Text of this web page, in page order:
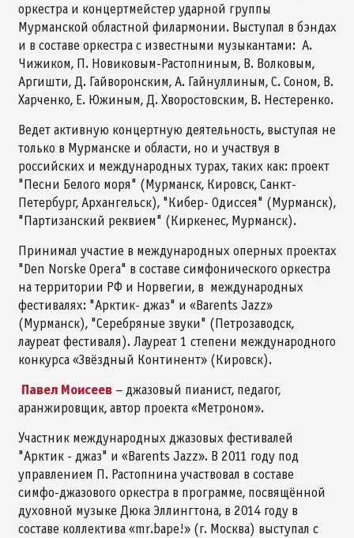
оркестра и концертмейстер ударной группы
Мурманской областной филармонии. Выступал в бэндах
и в составе оркестра с известными музыкантами: А.
Чижиком, П. Новиковым-Растопниным, В. Волковым,
Аргишти, Д. Гайворонским, А. Гайнуллиным, С. Соном, В.
Харченко, Е. Южиным, Д. Хворостовским, В. Нестеренко.
Ведет активную концертную деятельность, выступая не
только в Мурманске и области, но и участвуя в
российских и международных турах, таких как: проект
"Песни Белого моря" (Мурманск, Кировск, Санкт-
Петербург, Архангельск), "Кибер- Одиссея" (Мурманск),
"Партизанский реквием" (Киркенес, Мурманск).
Принимал участие в международных оперных проектах
"Den Norske Opera" в составе симфонического оркестра
на территории РФ и Норвегии, в международных
фестивалях: "Арктик- джаз" и «Barents Jazz»
(Мурманск), "Серебряные звуки" (Петрозаводск,
лауреат фестиваля). Лауреат 1 степени международного
конкурса «Звёздный Континент» (Кировск).
Павел Моисеев– джазовый пианист, педагог,
аранжировщик, автор проекта «Метроном».
Участник международных джазовых фестивалей
"Арктик - джаз" и «Barents Jazz». В 2011 году под
управлением П. Растопнина участвовал в составе
симфо-джазового оркестра в программе, посвящённой
духовной музыке Дюка Эллингтона, в 2014 году в
составе коллектива «mr.bape!» (г. Москва) выступал с